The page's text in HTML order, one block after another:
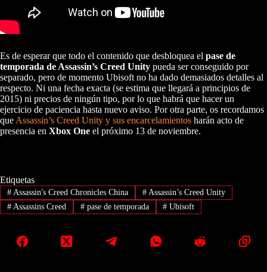
Es de esperar que todo el contenido que desbloquea el pase de
temporada de Assassin’s Creed Unity pueda ser conseguido por
separado, pero de momento Ubisoft no ha dado demasiados detalles al
respecto. Ni una fecha exacta (se estima que llegará a principios de
2015) ni precios de ningún tipo, por lo que habrá que hacer un
ejercicio de paciencia hasta nuevo aviso. Por otra parte, os recordamos
que Assassin’s Creed Unity y sus encarcelamientos harán acto de
presencia en Xbox One el próximo 13 de noviembre.
Etiquetas
#Assassin's Creed Chronicles China #Assassin’s Creed Unity
#Assassins Creed #pase de temporada # Ubisoft